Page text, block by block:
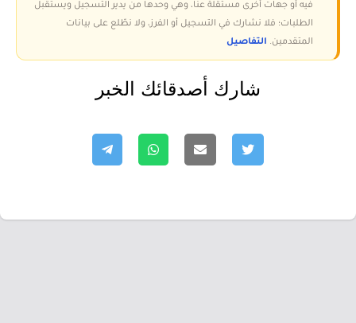
فيه أو جهات أخرى مستقلة عنا، وهي وحدها من يدير التسجيل ويستقبل
الطلبات؛ فلا نشارك في التسجيل أو الفرز، ولا نطّلع على بيانات
المتقدمين. التفاصيل
شارك أصدقائك الخبر